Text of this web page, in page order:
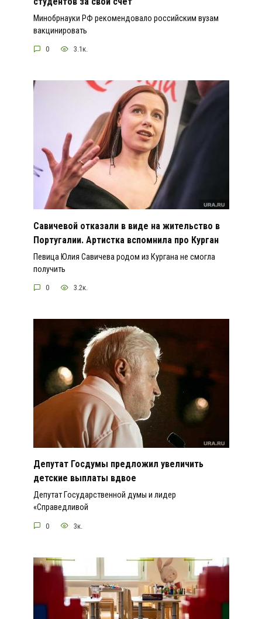
Минобрнауки РФ рекомендовало российским вузам
вакцинировать
0 3.1к.
Савичевой отказали в виде на жительство в
Португалии. Артистка вспомнила про Курган
Певица Юлия Савичева родом из Кургана не смогла
получить
0 3.2к.
Депутат Госдумы предложил увеличить
детские выплаты вдвое
Депутат Государственной думы и лидер
«Справедливой
0 3к.